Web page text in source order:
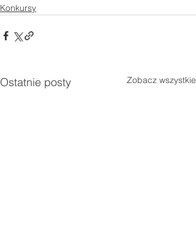
Konkursy
Ostatnie posty Zobacz wszystkie